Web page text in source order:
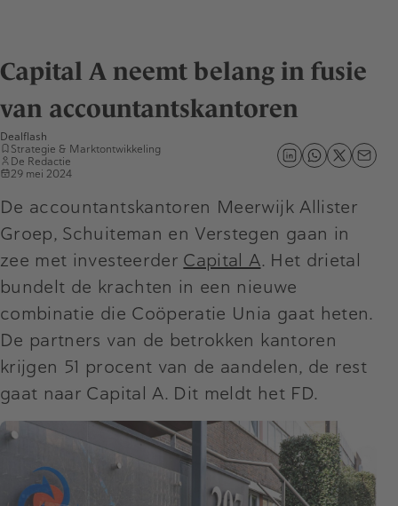
Capital A neemt belang in fusie
van accountantskantoren
Dealflash
Strategie & Marktontwikkeling
De Redactie
29 mei 2024
De accountantskantoren Meerwijk Allister
Groep, Schuiteman en Verstegen gaan in
zee met investeerder Capital A. Het drietal
bundelt de krachten in een nieuwe
combinatie die Coöperatie Unia gaat heten.
De partners van de betrokken kantoren
krijgen 51 procent van de aandelen, de rest
gaat naar Capital A. Dit meldt het FD.